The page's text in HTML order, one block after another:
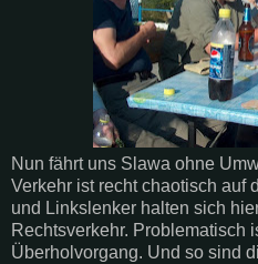
Nun fährt uns Slawa ohne
Verkehr ist recht chaotisch auf
und Linkslenker halten sich
Rechtsverkehr. Problematisch
Überholvorgang. Und so sind